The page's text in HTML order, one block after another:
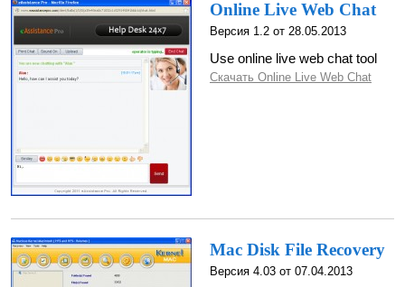
Online Live Web Chat
Версия 1.2 от 28.05.2013
Use online live web chat tool
Скачать Online Live Web Chat
Mac Disk File Recovery
Версия 4.03 от 07.04.2013